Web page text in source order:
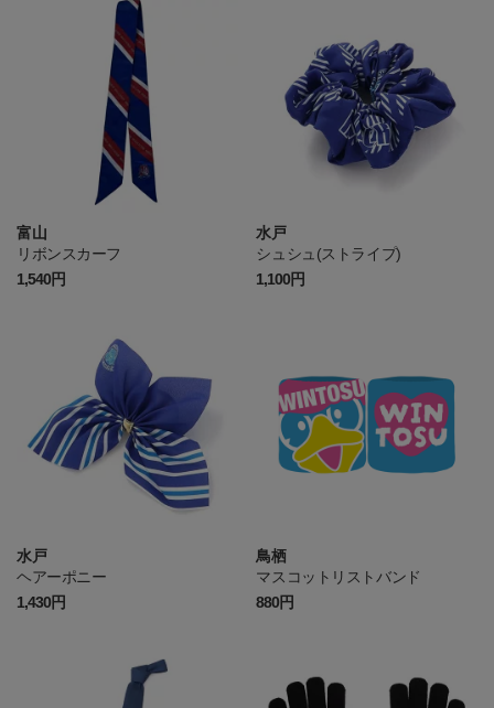
富山
リボンスカーフ
1,540円
水戸
シュシュ(ストライプ)
1,100円
水戸
ヘアーポニー
1,430円
鳥栖
マスコットリストバンド
880円